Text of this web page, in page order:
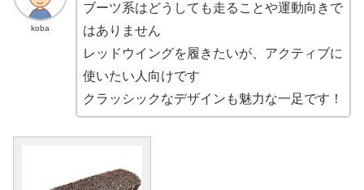
koba
ブーツ系はどうしても走ることや運動向きで
はありません
レッドウイングを履きたいが、アクティブに
使いたい人向けです
クラッシックなデザインも魅力な一足です！